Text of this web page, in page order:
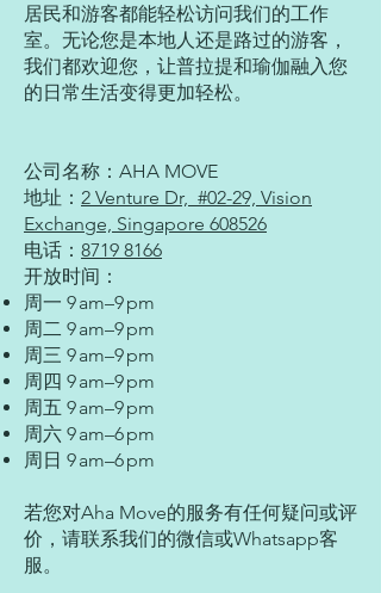
居民和游客都能轻松访问我们的工作
室。无论您是本地人还是路过的游客，
我们都欢迎您，让普拉提和瑜伽融入您
的日常生活变得更加轻松。
公司名称：AHA MOVE
地址： 2 Venture Dr, #02-29, Vision
Exchange, Singapore 608526
电话： 8719 8166
开放时间：
周一 9 am–9 pm
周二 9 am–9 pm
周三 9 am–9 pm
周四 9 am–9 pm
周五 9 am–9 pm
周六 9 am–6 pm
周日 9 am–6 pm
若您对Aha Move的服务有任何疑问或评
价，请联系我们的微信或Whatsapp客
服。